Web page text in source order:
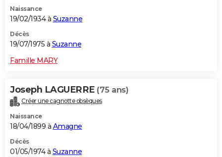
Naissance
19/02/1934 à Suzanne
Décès
19/07/1975 à Suzanne
Famille MARY
Joseph LAGUERRE (75 ans)
Créer une cagnotte obsèques
Naissance
18/04/1899 à Amagne
Décès
01/05/1974 à Suzanne